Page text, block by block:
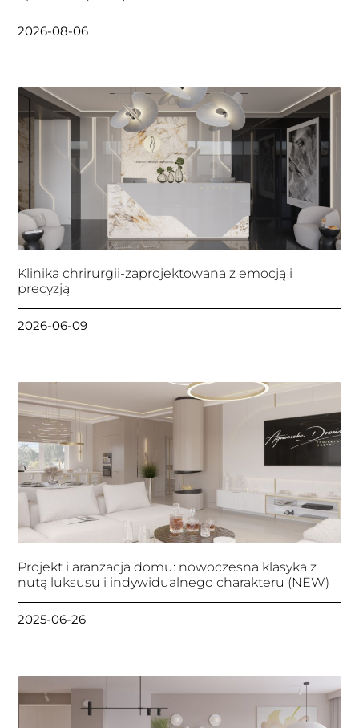
2026-08-06
Klinika chrirurgii-zaprojektowana z emocją i
precyzją
2026-06-09
Projekt i aranżacja domu: nowoczesna klasyka z
nutą luksusu i indywidualnego charakteru (NEW)
2025-06-26